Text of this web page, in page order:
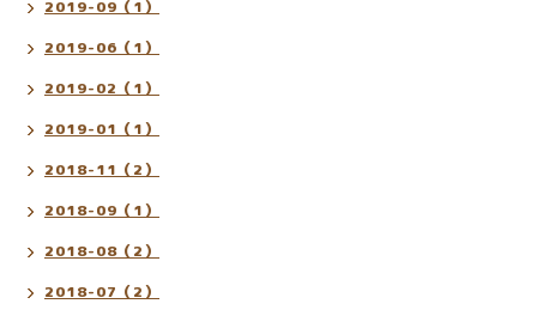
2019-09（1）
2019-06（1）
2019-02（1）
2019-01（1）
2018-11（2）
2018-09（1）
2018-08（2）
2018-07（2）